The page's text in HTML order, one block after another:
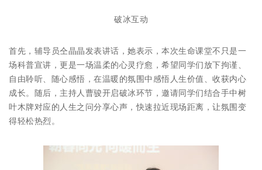
破冰互动
首先，辅导员仝晶晶发表讲话，她表示，本次生命课堂不只是一
场科普宣讲，更是一场温柔的心灵疗愈，希望同学们放下拘谨、
自由聆听、随心感悟，在温暖的氛围中感悟人生价值、收获内心
成长。随后，主持人曹骏开启破冰环节，邀请同学们结合手中树
叶木牌对应的人生之问分享心声，快速拉近现场距离，让氛围变
得轻松热烈。